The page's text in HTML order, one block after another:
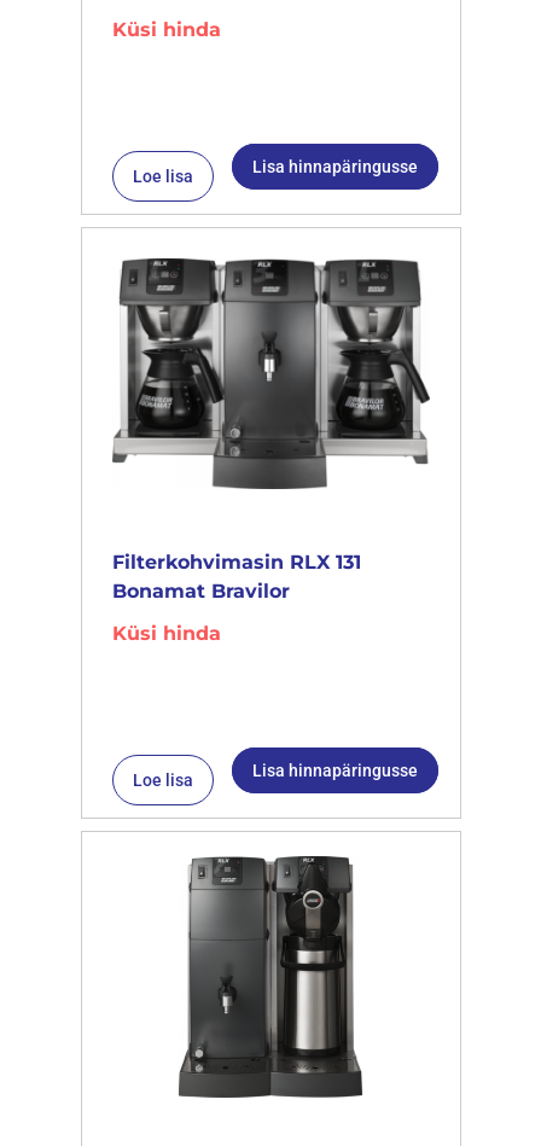
Küsi hinda
Loe lisa Lisa hinnapäringusse
Filterkohvimasin RLX 131
Bonamat Bravilor
Küsi hinda
Loe lisa Lisa hinnapäringusse